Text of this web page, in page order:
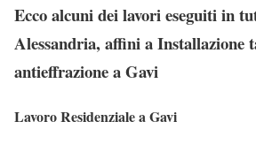
Ecco alcuni dei lavori eseguiti in
Alessandria, affini a Installazione
antieffrazione a Gavi
Lavoro Residenziale a Gavi